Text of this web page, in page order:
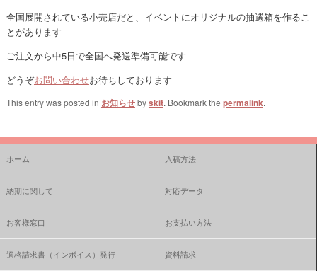
全国展開されている小売店だと、イベントにオリジナルの抽選箱を作るこ
とがあります
ご注文から中5日で全国へ発送準備可能です
どうぞお問い合わせお待ちしております
This entry was posted in お知らせbyskit. Bookmark the permalink.
ホーム 入稿方法
納期に関して 対応データ
お客様窓口 お支払い方法
適格請求書（インボイス）発行 資料請求